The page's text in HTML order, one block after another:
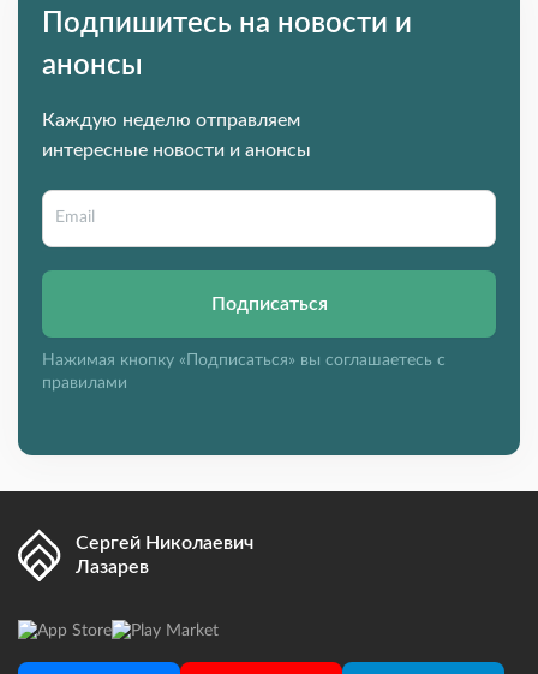
Подпишитесь на новости и
анонсы
Каждую неделю отправляем
интересные новости и анонсы
Подписаться
Нажимая кнопку «Подписаться» вы соглашаетесь с
правилами
Сергей Николаевич
Лазарев